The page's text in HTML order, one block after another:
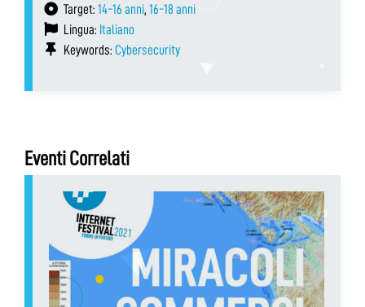
Target: 14-16 anni, 16-18 anni
Lingua: Italiano
Keywords: Cybersecurity
Eventi Correlati